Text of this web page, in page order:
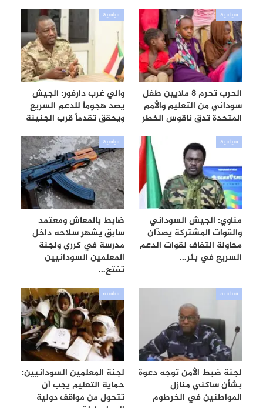
سياسية
الحرب تحرم 8 ملايين طفل
سوداني من التعليم والأمم
المتحدة تدق ناقوس الخطر
سياسية
والي غرب دارفور: الجيش
يصد هجوماً للدعم السريع
ويحقق تقدماً قرب الجنينة
سياسية
مناوي: الجيش السوداني
والقوات المشتركة يصدّان
محاولة التفاف لقوات الدعم
السريع في بئر…
سياسية
ضابط بالمعاش ومعتمد
سابق يشهر سلاحه داخل
مدرسة في كرري ولجنة
المعلمين السودانيين
تفتح…
سياسية
لجنة ضبط الأمن توجه دعوة
بشأن ساكني منازل
المواطنين في الخرطوم
سياسية
لجنة المعلمين السودانيين:
حماية التعليم يجب أن
تتحول من مواقف دولية